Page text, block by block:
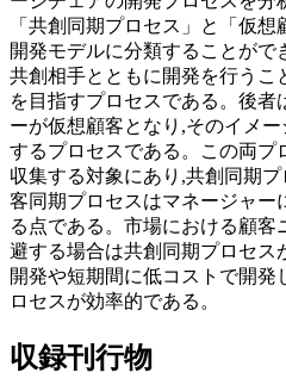
「共創同期プロセス」と「仮
開発モデルに分類することがで
共創相手とともに開発を行うこ
を目指すプロセスである。後者
ーが仮想顧客となり,そのイメ
するプロセスである。この両プ
収集する対象にあり,共創同期
客同期プロセスはマネージャー
る点である。市場における顧客
避する場合は共創同期プロセス
開発や短期間に低コストで開発
ロセスが効率的である。
収録刊行物